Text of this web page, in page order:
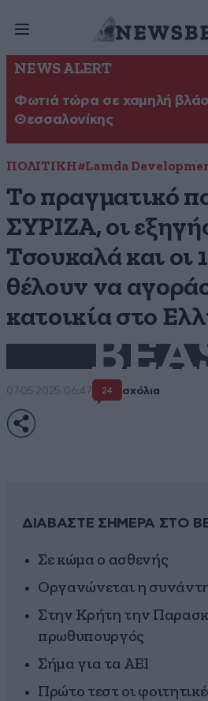
NEWS ALERT
Φωτιά τώρα σε χαμηλή
Θεσσαλονίκης
ΠΟΛΙΤΙΚΗ#Lamda
Το πραγματικό
ΣΥΡΙΖΑ, οι
Τσουκαλά και οι
θέλουν να
κατοικία στο
07·05·2025 06:47 24 σχόλια
ΔΙΑΒΑΣΤΕ ΣΗΜΕΡΑ ΣΤΟ
Σε κώμα ο ασθενής
Οργανώνεται η
Στην Κρήτη την
πρωθυπουργός
Σήμα για τα ΑΕΙ
Πρώτο τεστ οι